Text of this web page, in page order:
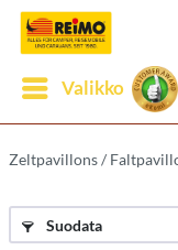
Valikko
Zeltpavillons /
Suodata